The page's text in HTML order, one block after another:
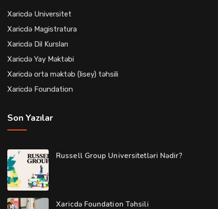
Xaricdə Universitet
Xaricdə Magistratura
Xaricdə Dil Kursları
Xaricdə Yay Məktəbi
Xaricdə orta məktəb (lisey) təhsili
Xaricdə Foundation
Son Yazılar
Russell Group Universitetləri Nədir?
Xaricdə Foundation Təhsili